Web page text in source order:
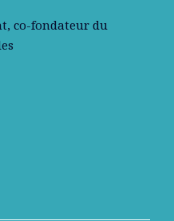
co-fondateur du